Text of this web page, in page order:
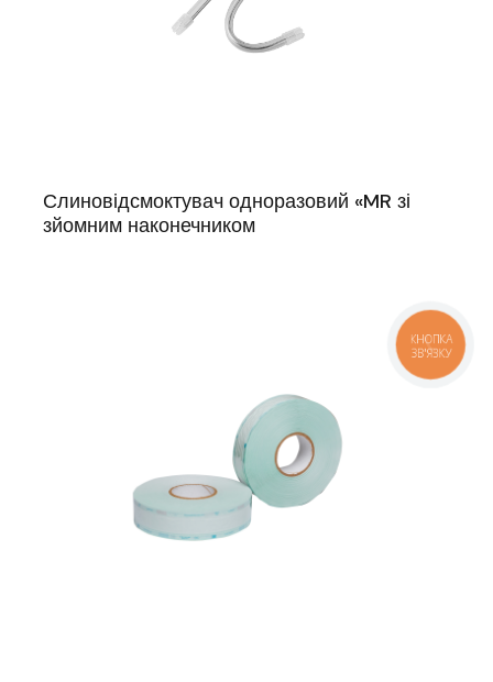
Слиновідсмоктувач одноразовий «MR зі
зйомним наконечником
КНОПКА
ЗВ'ЯЗКУ